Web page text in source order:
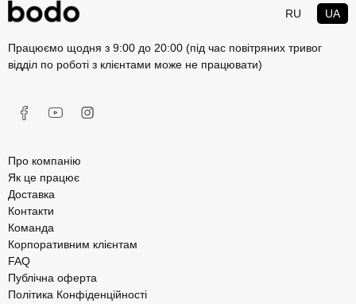
RU UA
Працюємо щодня з 9:00 до 20:00 (під час повітряних тривог
відділ по роботі з клієнтами може не працювати)
Про компанію
Як це працює
Доставка
Контакти
Команда
Корпоративним клієнтам
FAQ
Публічна оферта
Політика Конфіденційності